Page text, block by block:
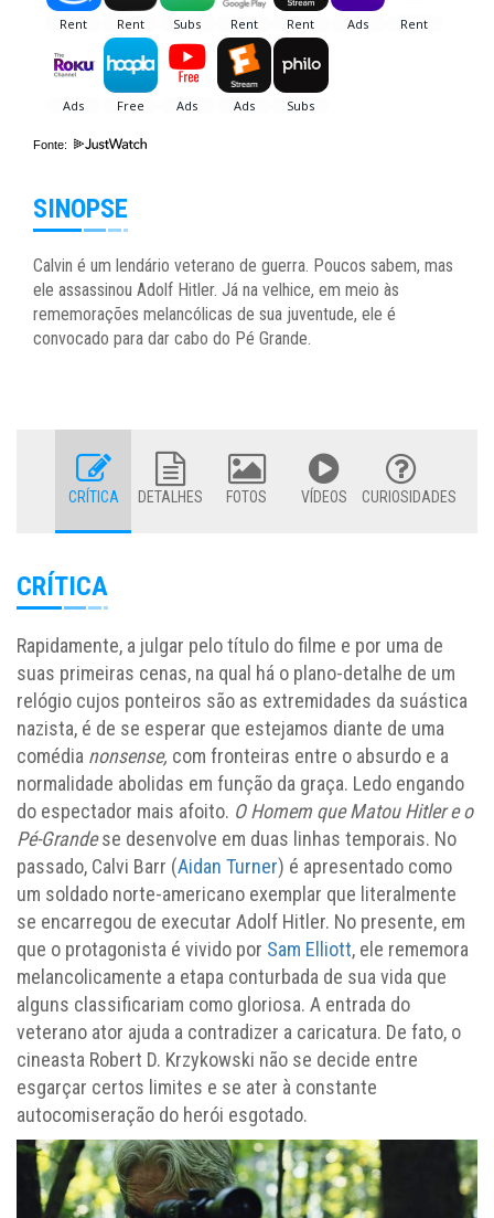
Fonte:
SINOPSE
Calvin é um lendário veterano de guerra. Poucos sabem, mas
ele assassinou Adolf Hitler. Já na velhice, em meio às
rememorações melancólicas de sua juventude, ele é
convocado para dar cabo do Pé Grande.
CRÍTICA DETALHES FOTOS VÍDEOS CURIOSIDADES
CRÍTICA
Rapidamente, a julgar pelo título do filme e por uma de
suas primeiras cenas, na qual há o plano-detalhe de um
relógio cujos ponteiros são as extremidades da suástica
nazista, é de se esperar que estejamos diante de uma
comédia nonsense, com fronteiras entre o absurdo e a
normalidade abolidas em função da graça. Ledo engando
do espectador mais afoito. O Homem que Matou Hitler e o
Pé-Grandese desenvolve em duas linhas temporais. No
passado, Calvi Barr (Aidan Turner) é apresentado como
um soldado norte-americano exemplar que literalmente
se encarregou de executar Adolf Hitler. No presente, em
que o protagonista é vivido por Sam Elliott, ele rememora
melancolicamente a etapa conturbada de sua vida que
alguns classificariam como gloriosa. A entrada do
veterano ator ajuda a contradizer a caricatura. De fato, o
cineasta Robert D. Krzykowski não se decide entre
esgarçar certos limites e se ater à constante
autocomiseração do herói esgotado.